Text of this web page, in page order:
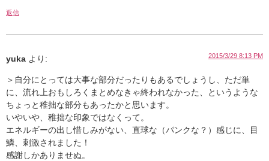
返信
yuka より: 2015/3/29 8:13 PM
＞自分にとっては大事な部分だったりもあるでしょうし、ただ単
に、流れ上おもしろくまとめなきゃ終われなかった、というような
ちょっと稚拙な部分もあったかと思います。
いやいや、稚拙な印象ではなくって。
エネルギーの出し惜しみがない、直球な（パンクな？）感じに、目
鱗、刺激されました！
感謝しかありませぬ。